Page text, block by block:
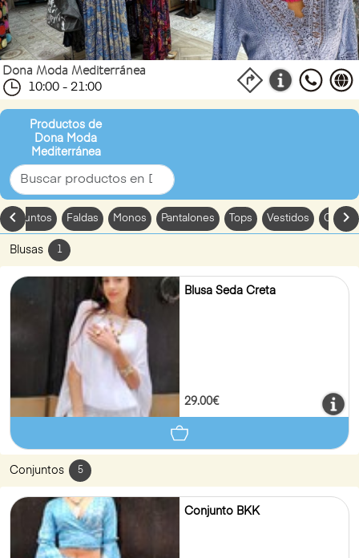
Dona Moda Mediterránea
10:00 - 21:00
Productos de
Dona Moda
Mediterránea
chevron_left
Conjuntos Faldas Monos Pantalones Tops Vestidos
Blusas 1
Blusa Seda Creta
29.00€
Conjuntos 5
Conjunto BKK